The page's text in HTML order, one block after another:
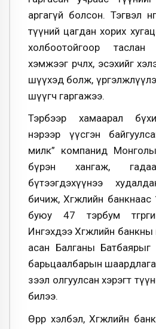
аргагүй болсон. Тэгвэл
түүний цагдан хорих
холбоотойгоор таслан
хэмжээг өөрчлөх, эсэхийг
шүүхэд болж,
шүүгч гаргажээ.
Тэрбээр хамаарал
нэрээр үүсгэн
милк” компанид
бүрэн хангаж,
бүтээгдэхүүнээ
бичиж, Хөгжлийн
буюу 47 тэрбум
Ингэхдээ Хөгжлийн банкны
асан Балганы Батбаярыг
барьцаалбарын шаардлага
зээл олгуулсан хэрэгт
билээ.
Өөрөөр хэлбэл, Хөгжлийн